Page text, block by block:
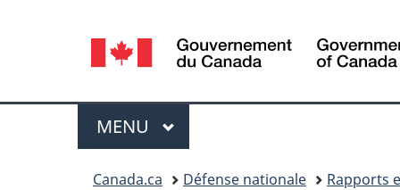
Sélection
de
la
langue
Menu
MENU PRINCIPAL
Canada.ca Défense nationale Rapports